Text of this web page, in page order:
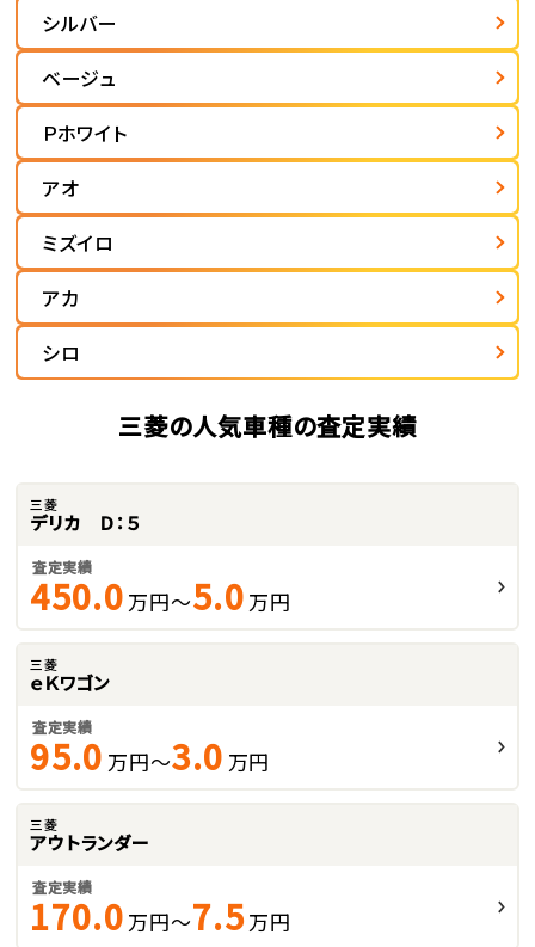
シルバー
ベージュ
Ｐホワイト
アオ
ミズイロ
アカ
シロ
三菱の人気車種の査定実績
三菱
デリカ Ｄ：５
査定実績
450.0 万円～5.0 万円
三菱
ｅＫワゴン
査定実績
95.0 万円～3.0 万円
三菱
アウトランダー
査定実績
170.0 万円～7.5万円